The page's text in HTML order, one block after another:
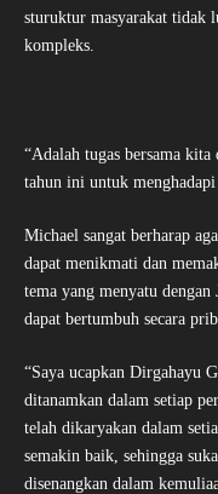
sturuktur masyarakat tidak
kompleks.
“Adalah tugas bersama
tahun ini untuk menghadapi
Michael sangat berharap
dapat menikmati dan
tema yang menyatu dengan
dapat bertumbuh secara
“Saya ucapkan Dirgahayu
ditanamkan dalam setiap
telah dikaryakan dalam
semakin baik, sehingga
disenangkan dalam